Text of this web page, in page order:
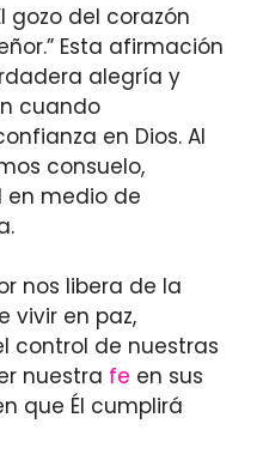
gozo del corazón
Esta afirmación
alegría y
cuando
en Dios. Al
consuelo,
en medio de
nos libera de la
vivir en paz,
control de nuestras
nuestra fe en sus
que Él cumplirá